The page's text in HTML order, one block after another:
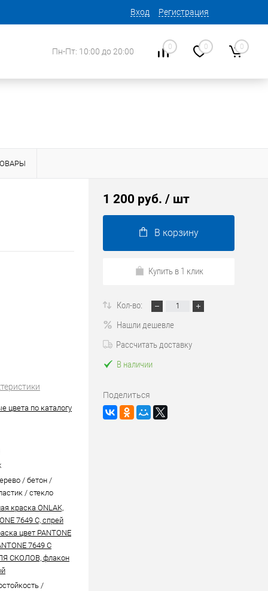
Вход Регистрация
Пн-Пт: 10:00 до 20:00 0 0 0
цвета по каталогу
/ бетон /
/ стекло
краска ONLAK,
7649 C, спрей
цвет PANTONE
7649 C
СКОЛОВ, флакон
/
1 200 руб. / шт
В корзину
Купить в 1 клик
Кол-во:
Нашли дешевле
Рассчитать доставку
В наличии
Поделиться